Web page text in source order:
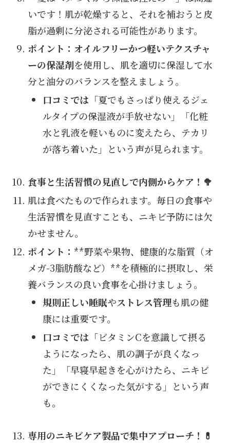
いです！肌が乾燥すると、それを補おうと皮
脂が過剰に分泌される可能性があります。
ポイント：オイルフリーかつ軽いテクスチャ
ーの保湿剤を使用し、肌を適切に保湿して水
分と油分のバランスを整えましょう。
口コミでは 「夏でもさっぱり使えるジェ
ルタイプの保湿液が手放せない」「化粧
水と乳液を軽いものに変えたら、テカリ
が落ち着いた」という声が見られます。
食事と生活習慣の見直しで内側からケア！🥦
肌は食べたもので作られます。毎日の食事や
生活習慣を見直すことも、ニキビ予防には欠
かせません。
ポイント： **野菜や果物、健康的な脂質（オ
メガ-3脂肪酸など）**を積極的に摂取し、栄
養バランスの良い食事を心掛けましょう。
規則正しい睡眠やストレス管理も肌の健
康には重要です。
口コミでは 「ビタミンCを意識して摂る
ようになったら、肌の調子が良くなっ
た」「早寝早起きを心がけたら、ニキビ
ができにくくなった気がする」という声
も。
専用のニキビケア製品で集中アプローチ！💊